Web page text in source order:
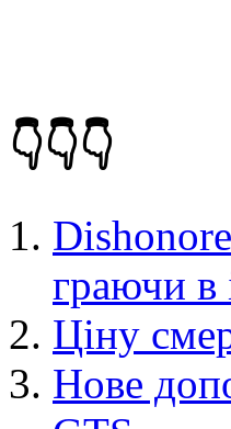
👇👇👇
граючи в
Ціну
Нове